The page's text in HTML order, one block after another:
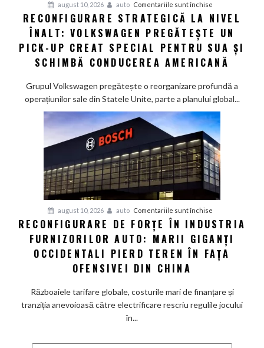
august 10, 2026 auto Comentariile sunt închise
Reconfigurare
strategică
la
nivel
înalt:
Volkswagen
pregătește
pick-
up
creat
special
pentru
SUA
și
conducerea
americană
RECONFIGURARE STRATEGICĂ LA NIVEL
ÎNALT: VOLKSWAGEN PREGĂTEȘTE UN
PICK-UP CREAT SPECIAL PENTRU SUA ȘI
SCHIMBĂ CONDUCEREA AMERICANĂ
Grupul Volkswagen pregătește o reorganizare profundă a
operațiunilor sale din Statele Unite, parte a planului global...
august 10, 2026 auto Comentariile sunt închise
Reconfigurare
de
forțe
furnizorilor
auto:
RECONFIGURARE DE FORȚE ÎN INDUSTRIA
FURNIZORILOR AUTO: MARII GIGANȚI
OCCIDENTALI PIERD TEREN ÎN FAȚA
OFENSIVEI DIN CHINA
Războaiele tarifare globale, costurile mari de finanțare și
tranziția anevoioasă către electrificare rescriu regulile jocului
în...